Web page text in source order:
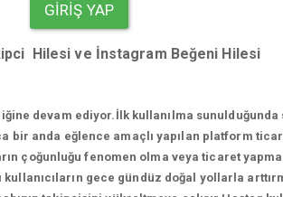
GIRIŞ YAP
Hilesi ve İnstagram Beğeni Hilesi
devam ediyor. İlk kullanılma
anda eğlence amaçlı yapılan platform
çoğunluğu fenomen olma veya ticaret
gece gündüz doğal yollarla